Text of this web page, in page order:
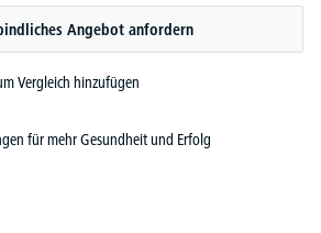
Angebot anfordern
Vergleich hinzufügen
für mehr Gesundheit und Erfolg